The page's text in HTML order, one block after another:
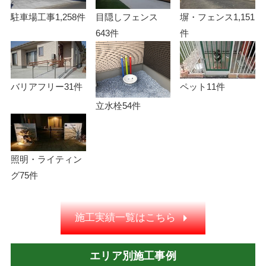
駐車場工事1,258件
目隠しフェンス
643件
塀・フェンス1,151
件
バリアフリー31件
立水栓54件
ペット 11件
照明・ライティン
グ75件
施工実績一覧はこちら
エリア別施工事例